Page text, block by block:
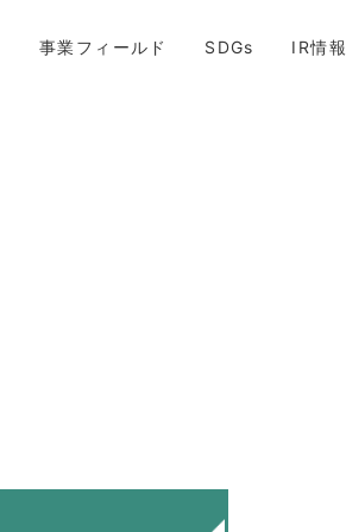
事業フィールド SDGs IR情報